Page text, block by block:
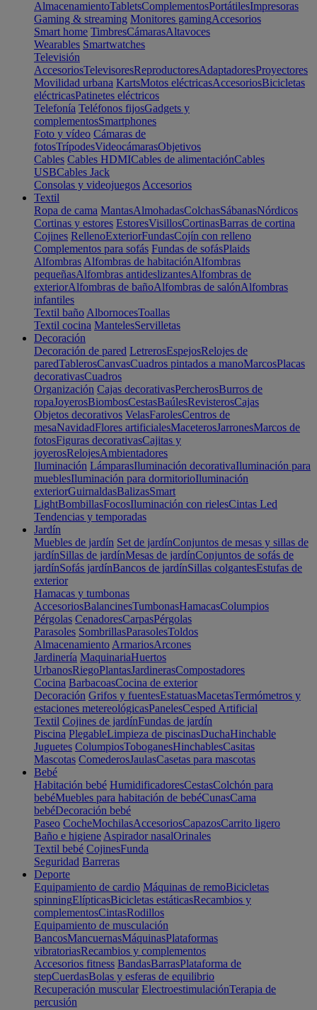
AlmacenamientoTabletsComplementosPortátilesImpresoras
Gaming & streaming Monitores gamingAccesorios
Smart home TimbresCámarasAltavoces
Wearables Smartwatches
Televisión
AccesoriosTelevisoresReproductoresAdaptadoresProyectores
Movilidad urbana KartsMotos eléctricasAccesoriosBicicletas
eléctricasPatinetes eléctricos
Telefonía Teléfonos fijosGadgets y
complementosSmartphones
Foto y vídeo Cámaras de
fotosTrípodesVideocámarasObjetivos
Cables Cables HDMICables de alimentaciónCables
USBCables Jack
Consolas y videojuegos Accesorios
Textil
Ropa de cama MantasAlmohadasColchasSábanasNórdicos
Cortinas y estores EstoresVisillosCortinasBarras de cortina
Cojines RellenoExteriorFundasCojín con relleno
Complementos para sofás Fundas de sofásPlaids
Alfombras Alfombras de habitaciónAlfombras
pequeñasAlfombras antideslizantesAlfombras de
exteriorAlfombras de bañoAlfombras de salónAlfombras
infantiles
Textil baño AlbornocesToallas
Textil cocina MantelesServilletas
Decoración
Decoración de pared LetrerosEspejosRelojes de
paredTablerosCanvasCuadros pintados a manoMarcosPlacas
decorativasCuadros
Organización Cajas decorativasPercherosBurros de
ropaJoyerosBiombosCestasBaúlesRevisterosCajas
Objetos decorativos VelasFarolesCentros de
mesaNavidadFlores artificialesMaceterosJarronesMarcos de
fotosFiguras decorativasCajitas y
joyerosRelojesAmbientadores
Iluminación LámparasIluminación decorativaIluminación para
mueblesIluminación para dormitorioIluminación
exteriorGuirnaldasBalizasSmart
LightBombillasFocosIluminación con rielesCintas Led
Tendencias y temporadas
Jardín
Muebles de jardín Set de jardínConjuntos de mesas y sillas de
jardínSillas de jardínMesas de jardínConjuntos de sofás de
jardínSofás jardínBancos de jardínSillas colgantesEstufas de
exterior
Hamacas y tumbonas
AccesoriosBalancinesTumbonasHamacasColumpios
Pérgolas CenadoresCarpasPérgolas
Parasoles SombrillasParasolesToldos
Almacenamiento ArmariosArcones
Jardinería MaquinariaHuertos
UrbanosRiegoPlantasJardinerasCompostadores
Cocina BarbacoasCocina de exterior
Decoración Grifos y fuentesEstatuasMacetasTermómetros y
estaciones metereológicasPanelesCesped Artificial
Textil Cojines de jardínFundas de jardín
Piscina PlegableLimpieza de piscinasDuchaHinchable
Juguetes ColumpiosToboganesHinchablesCasitas
Mascotas ComederosJaulasCasetas para mascotas
Bebé
Habitación bebé HumidificadoresCestasColchón para
bebéMuebles para habitación de bebéCunasCama
bebéDecoración bebé
Paseo CocheMochilasAccesoriosCapazosCarrito ligero
Baño e higiene Aspirador nasalOrinales
Textil bebé CojinesFunda
Seguridad Barreras
Deporte
Equipamiento de cardio Máquinas de remoBicicletas
spinningElípticasBicicletas estáticasRecambios y
complementosCintasRodillos
Equipamiento de musculación
BancosMancuernasMáquinasPlataformas
vibratoriasRecambios y complementos
Accesorios fitness BandasBarrasPlataforma de
stepCuerdasBolas y esferas de equilibrio
Recuperación muscular ElectroestimulaciónTerapia de
percusión